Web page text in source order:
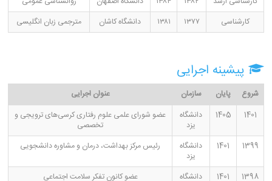
کارشناسی
۱۳۷۷ ۱۳۸۱ دانشگاه کاشان مترجمی زبان انگلیسی
پیشینه اجرایی
شروع پایان سازمان
عنوان اجرایی
1401
1405
دانشگاه
یزد
عضو شورای علمی علوم رفتاری کرسی‌های ترویجی و
تخصصی
1399
1401
دانشگاه
یزد
رئیس مرکز بهداشت، درمان و مشاوره دانشجویی
1398
1401
دانشگاه
عضو کانون تفکر سلامت اجتماعی